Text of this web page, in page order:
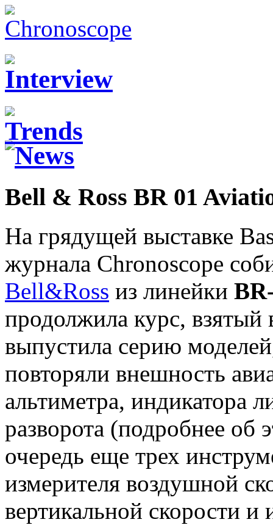
Bell & Ross BR 01
На грядущей выставке
журнала Chronoscope
Bell&Ross из линейки
продолжила курс, взятый
выпустила серию
повторяли внешность
альтиметра, индикатора
разворота (подробнее об
очередь еще трех
измерителя воздушной
вертикальной скорости и